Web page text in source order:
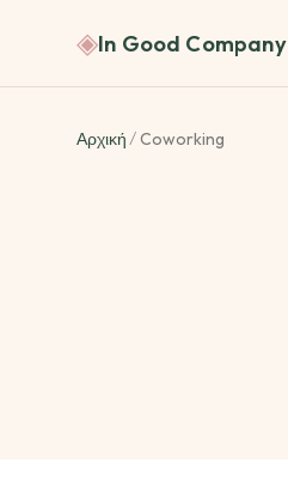
◈In Good Company
Αρχική/Coworking